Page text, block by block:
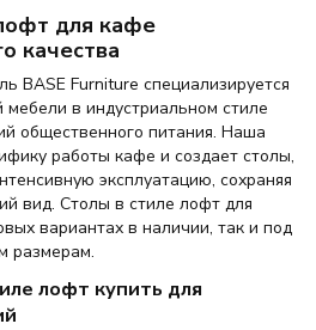
для кафе
качества
BASE Furniture специализируется
мебели в индустриальном стиле
общественного питания. Наша
работы кафе и создает столы,
эксплуатацию, сохраняя
вид. Столы в стиле лофт для
вариантах в наличии, так и под
размерам.
лофт купить для